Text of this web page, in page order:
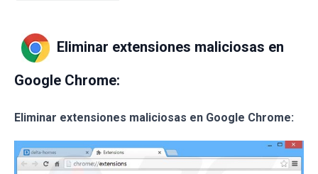
Eliminar extensiones maliciosas en
Google Chrome:
Eliminar extensiones maliciosas en Google Chrome: